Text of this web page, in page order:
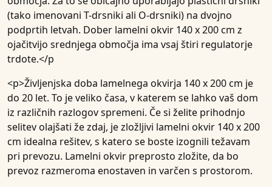
(tako imenovani T-drsniki ali O-drsniki) na dvojno
podprtih letvah. Dober lamelni okvir 140 x 200 cm z
ojačitvijo srednjega območja ima vsaj štiri regulatorje
trdote.</p
<p>Življenjska doba lamelnega okvirja 140 x 200 cm je
do 20 let. To je veliko časa, v katerem se lahko vaš dom
iz različnih razlogov spremeni. Če si želite prihodnjo
selitev olajšati že zdaj, je zložljivi lamelni okvir 140 x 200
cm idealna rešitev, s katero se boste izognili težavam
pri prevozu. Lamelni okvir preprosto zložite, da bo
prevoz razmeroma enostaven in varčen s prostorom.